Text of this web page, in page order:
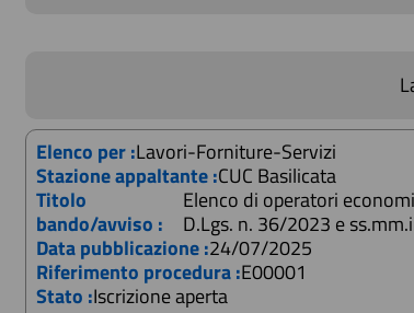
Elenco per :Lavori-Forniture-Servizi
Stazione appaltante :CUC Basilicata
Titolo
bando/avviso :
Elenco di operatori
D.Lgs. n. 36/2023 e
Data pubblicazione :24/07/2025
Riferimento procedura :E00001
Stato :Iscrizione aperta